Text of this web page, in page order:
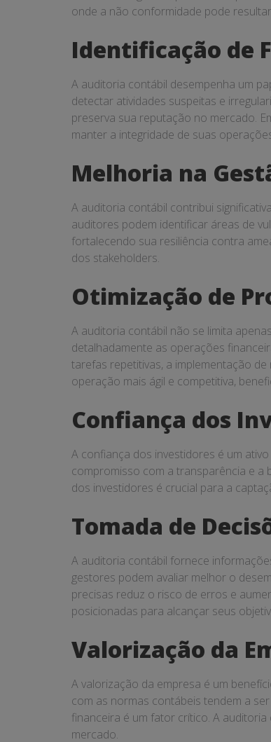
onde a não conformidade pode
Identificação de
A auditoria contábil desempenha um
detectar atividades suspeitas e
preserva sua reputação no mercado.
manter a integridade de suas
Melhoria na
A auditoria contábil contribui
auditores podem identificar áreas de
fortalecendo sua resiliência contra
dos stakeholders.
Otimização de
A auditoria contábil não se limita
detalhadamente as operações
tarefas repetitivas, a implementação
operação mais ágil e competitiva,
Confiança dos
A confiança dos investidores é um
compromisso com a transparência e a
dos investidores é crucial para a
Tomada de
A auditoria contábil fornece
gestores podem avaliar melhor o
precisas reduz o risco de erros e
posicionadas para alcançar seus
Valorização da
A valorização da empresa é um
com as normas contábeis tendem a
financeira é um fator crítico. A
mercado.